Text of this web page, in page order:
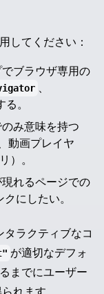
してください：
ブラウザ専用の
、
。
み意味を持つ
動画プレイヤ
）。
れるページでの
にしたい。
ラクティブなコ
が適切なデフォ
までにユーザー